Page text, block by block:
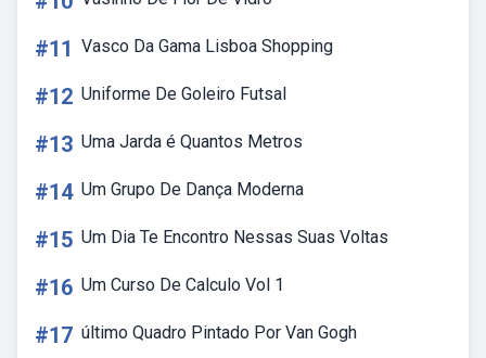
#11 Vasco Da Gama Lisboa Shopping
#12 Uniforme De Goleiro Futsal
#13 Uma Jarda é Quantos Metros
#14 Um Grupo De Dança Moderna
#15 Um Dia Te Encontro Nessas Suas Voltas
#16 Um Curso De Calculo Vol 1
#17 último Quadro Pintado Por Van Gogh